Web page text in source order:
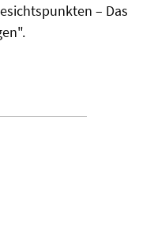
– Das